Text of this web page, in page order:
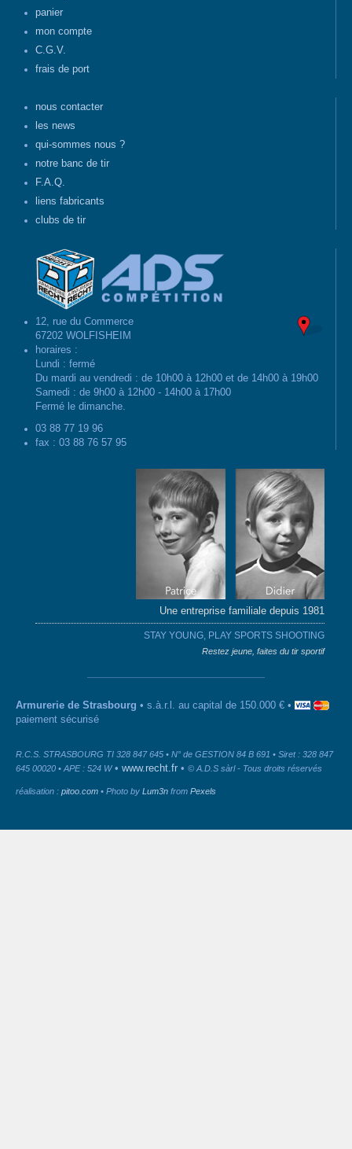
panier
mon compte
C.G.V.
frais de port
nous contacter
les news
qui-sommes nous ?
notre banc de tir
F.A.Q.
liens fabricants
clubs de tir
12, rue du Commerce
67202 WOLFISHEIM
horaires :
Lundi : fermé
Du mardi au vendredi : de 10h00 à 12h00 et de 14h00 à 19h00
Samedi : de 9h00 à 12h00 - 14h00 à 17h00
Fermé le dimanche.
03 88 77 19 96
fax : 03 88 76 57 95
Une entreprise familiale depuis 1981
STAY YOUNG, PLAY SPORTS SHOOTING
Restez jeune, faites du tir sportif
Armurerie de Strasbourg • s.à.r.l. au capital de 150.000 € •
paiement sécurisé
R.C.S. STRASBOURG TI 328 847 645 • N° de GESTION 84 B 691 • Siret : 328 847
645 00020 • APE : 524 W• www.recht.fr • © A.D.S sàrl - Tous droits réservés
réalisation : pitoo.com • Photo by Lum3n from Pexels